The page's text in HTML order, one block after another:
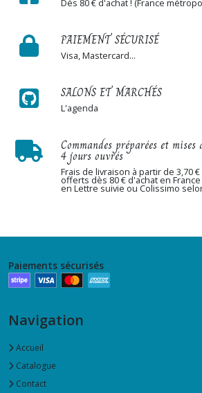
Dès 80 € d'achat ! (France
PAIEMENT SÉCURISÉ
Visa, Mastercard...
SALONS ET MARCHÉS
L'agenda
Commandes préparées et
4 jours ouvrés
Frais de livraison à partir de 3,70
offerts dès 80 € d'achat en
en Lettre suivie ou Colissimo
Paiements sécurisés
Navigation
Accueil
Catalogue
Contact